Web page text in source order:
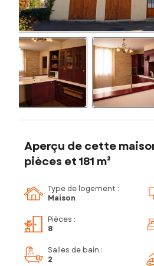
Aperçu de cette
pièces et 181 m²
Type de logement :
Maison
Pièces :
8
Salles de bain :
2